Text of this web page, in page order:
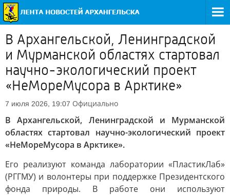
В Архангельской, Ленинградской
и Мурманской областях стартовал
научно-экологический проект
«НеМореМусора в Арктике»
7 июля 2026, 19:07 Официально
В Архангельской, Ленинградской и Мурманской
областях стартовал научно-экологический проект
«НеМореМусора в Арктике».
Его реализуют команда лаборатории «ПластикЛаб»
(РГГМУ) и волонтеры при поддержке Президентского
фонда природы. В работе они используют